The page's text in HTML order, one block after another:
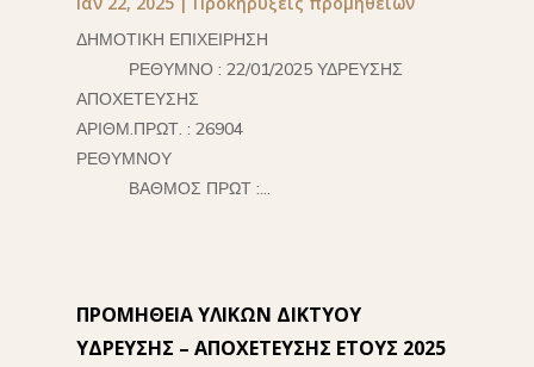
ΔΗΜΟΤΙΚΗ ΕΠΙΧΕΙΡΗΣΗ
ΡΕΘΥΜΝΟ : 22/01/2025 ΥΔΡΕΥΣΗΣ
ΑΠΟΧΕΤΕΥΣΗΣ
ΑΡΙΘΜ.ΠΡΩΤ. : 26904
ΡΕΘΥΜΝΟΥ
ΒΑΘΜΟΣ ΠΡΩΤ :...
ΠΡΟΜΗΘΕΙΑ ΥΛΙΚΩΝ ΔΙΚΤΥΟΥ
ΥΔΡΕΥΣΗΣ – ΑΠΟΧΕΤΕΥΣΗΣ ΕΤΟΥΣ 2025